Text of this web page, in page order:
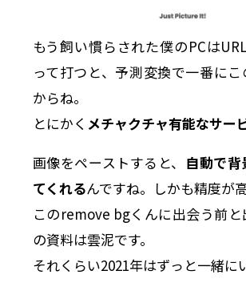
もう飼い慣らされた僕のPCは
って打つと、予測変換で一番に
からね。
とにかく メチャクチャ有能なサー
画像をペーストすると、 自動で
てくれるんですね。しかも精度が高
このremove bgくんに出会う前
の資料は雲泥です。
それくらい2021年はずっと一緒に